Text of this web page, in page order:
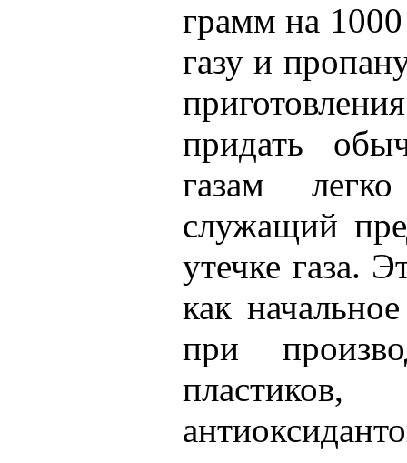
грамм на
газу и
придать
газам
служащий
утечке газа.
как
при